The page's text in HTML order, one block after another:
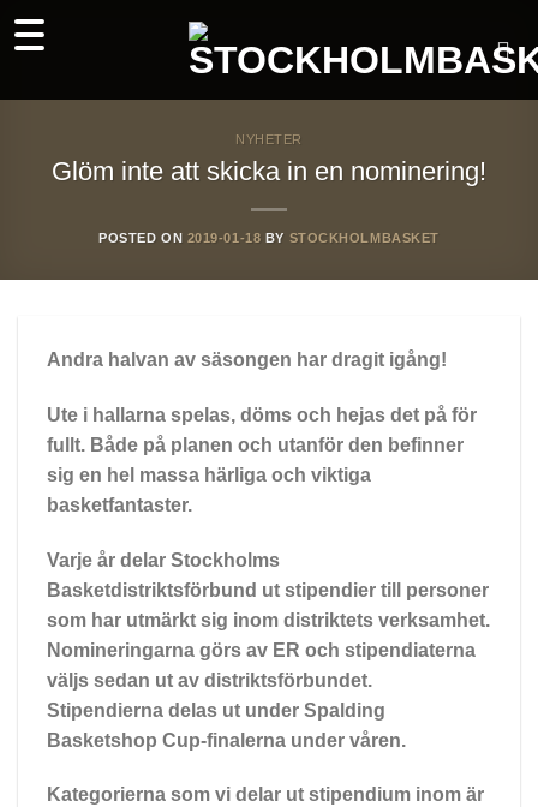
to
NYHETER
Glöm inte att skicka in en nominering!
POSTED ON 2019-01-18 BY STOCKHOLMBASKET
Andra halvan av säsongen har dragit igång!
Ute i hallarna spelas, döms och hejas det på för
fullt. Både på planen och utanför den befinner
sig en hel massa härliga och viktiga
basketfantaster.
Varje år delar Stockholms
Basketdistriktsförbund ut stipendier till personer
som har utmärkt sig inom distriktets verksamhet.
Nomineringarna görs av ER och stipendiaterna
väljs sedan ut av distriktsförbundet.
Stipendierna delas ut under Spalding
Basketshop Cup-finalerna under våren.
Kategorierna som vi delar ut stipendium inom är